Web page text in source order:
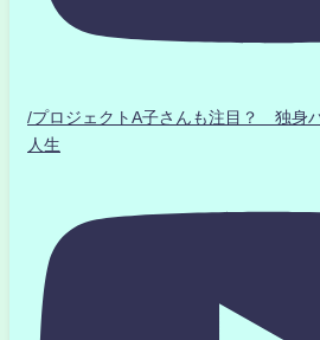
/プロジェクトA子さんも注目？ 独身
人生